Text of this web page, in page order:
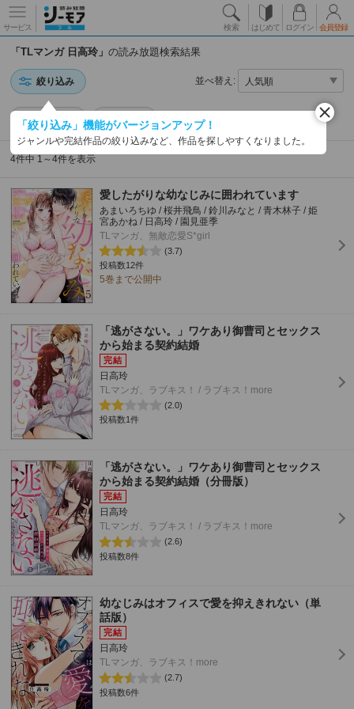
サービス 検索 はじめて ログイン 会員登録
「TLマンガ 日高玲」の読み放題検索結果
絞り込み 並べ替え:
「絞り込み」機能がバージョンアップ！
ジャンルや完結作品の絞り込みなど、作品を探しやすくなりました。
TLマンガ 日高玲
4件中 1～4件を表示
愛したがりな幼なじみに囲われています
あまいろちゆ / 桜井飛鳥 / 鈴川みなと / 青木林子 / 姫
宮あかね / 日高玲 / 園見亜季
TLマンガ、無敵恋愛S*girl
(3.7)
投稿数12件
5巻まで公開中
「逃がさない。」ワケあり御曹司とセックス
から始まる契約結婚
日高玲
TLマンガ、ラブキス！ / ラブキス！more
(2.0)
投稿数1件
「逃がさない。」ワケあり御曹司とセックス
から始まる契約結婚（分冊版）
日高玲
TLマンガ、ラブキス！ / ラブキス！more
(2.6)
投稿数8件
幼なじみはオフィスで愛を抑えきれない（単
話版）
日高玲
TLマンガ、ラブキス！more
(2.7)
投稿数6件